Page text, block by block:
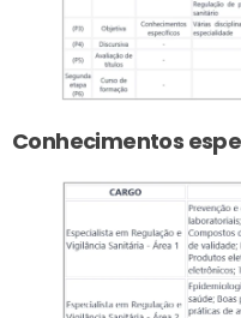
Conhecimentos